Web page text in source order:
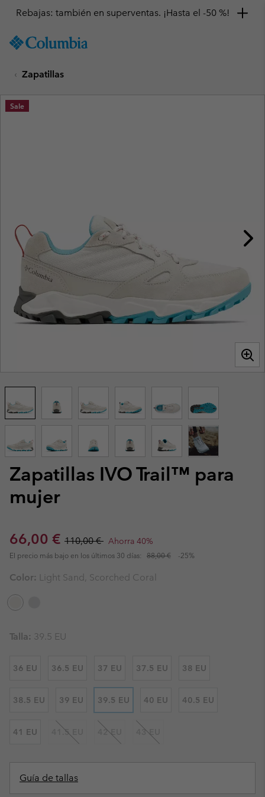
TO
SKIP
MAIN
NAV
Rebajas: también en superventas. ¡Hasta el -50 %!
Zapatillas
Zapatillas IVO Trail™ para
mujer
Sale price:
66,00 € Regular price:
110,00 € Ahorra 40%
El precio más bajo en los últimos 30 días: 88,00 € -25%
Sale
Color: Light Sand, Scorched Coral
Talla: 39.5 EU
36 EU 36.5 EU 37 EU 37.5 EU 38 EU
38.5 EU 39 EU 39.5 EU 40 EU 40.5 EU
41 EU 41.5 EU 42 EU 43 EU
Guía de tallas